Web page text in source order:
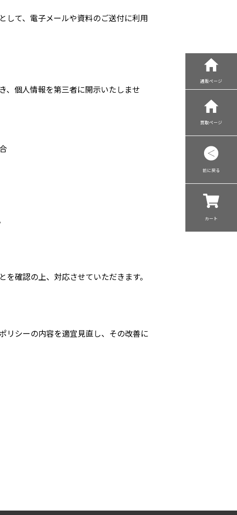
して、電子メールや資料のご送付に利用
、個人情報を第三者に開示いたしませ
確認の上、対応させていただきます。
リシーの内容を適宜見直し、その改善に
通販ページ
買取ページ
前に戻る
カート